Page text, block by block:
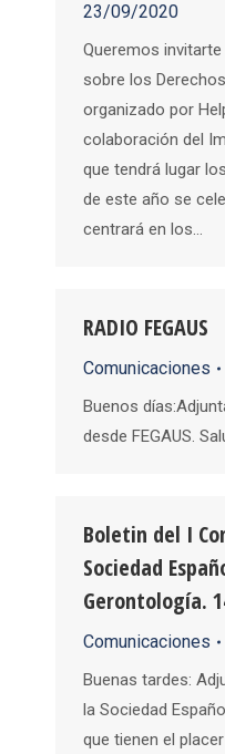
23/09/2020
Queremos invitarte
sobre los
organizado por
colaboración del
que tendrá lugar
de este año se
centrará en los…
RADIO FEGAUS
Comunicaciones
Buenos
desde FEGAUS.
Boletin del I
Sociedad
Gerontología.
Comunicaciones
Buenas tardes:
la Sociedad
que tienen el